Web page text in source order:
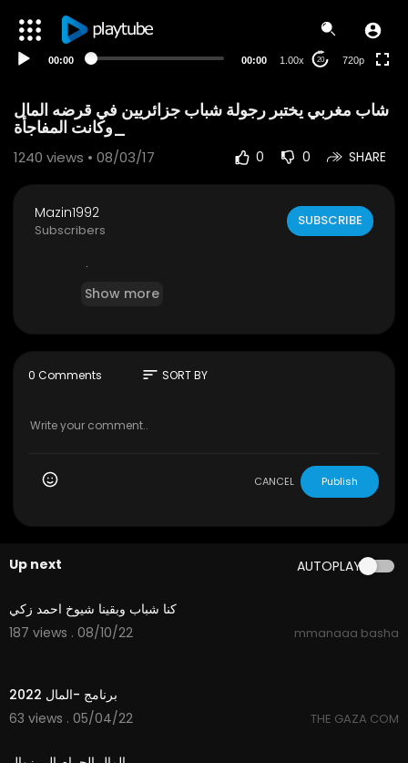
00:00 00:00 1.00x 20 720p
شاب مغربي يختبر رجولة شباب جزائريين في قرضه المال
_وكانت المفاجأة
1240 views • 08/03/17 0 0 SHARE
Mazin1992
Subscribers
SUBSCRIBE
.
Show more
0 Comments sort SORT BY
CANCEL Publish
Up next AUTOPLAY
1:15
كنا شباب وبقينا شيوخ احمد زكي
187 views . 08/10/22
mmanaaa basha
برنامج -المال 2022
63 views . 05/04/22
THE GAZA COM